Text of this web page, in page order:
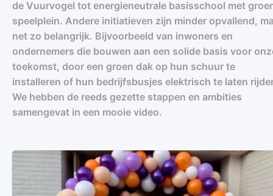
de Vuurvogel tot energieneutrale basisschool met
speelplein. Andere initiatieven zijn minder opvallend,
net zo belangrijk. Bijvoorbeeld van inwoners en
ondernemers die bouwen aan een solide basis voor
toekomst, door een groen dak op hun schuur te
installeren of hun bedrijfsbusjes elektrisch te laten
We hebben de reeds gezette stappen en ambities
samengevat in een mooie video.